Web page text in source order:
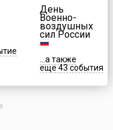
День
Военно-
воздушных
сил России
...а также
еще 43 события